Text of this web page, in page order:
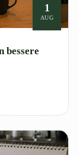
1
AUG
bessere